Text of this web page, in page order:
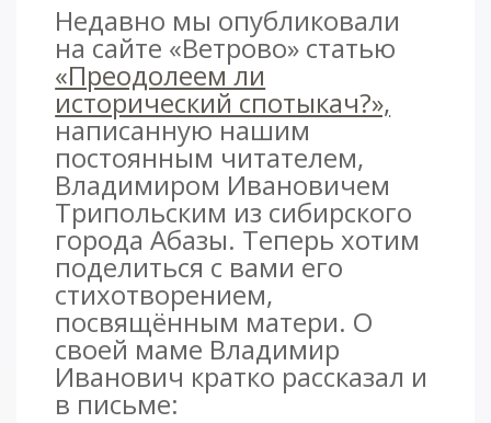
Недавно мы опубликовали
на сайте «Ветрово» статью
«Преодолеем ли
исторический спотыкач?»,
написанную нашим
постоянным читателем,
Владимиром Ивановичем
Трипольским из сибирского
города Абазы. Теперь хотим
поделиться с вами его
стихотворением,
посвящённым матери. О
своей маме Владимир
Иванович кратко рассказал и
в письме: